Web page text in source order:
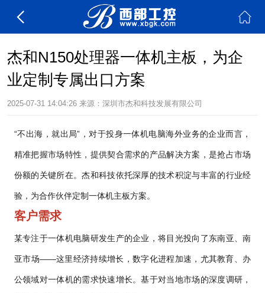
杰和N150处理器一体机主板，为企
业定制专属出口方案
2025-07-31 14:04:26 来源： 深圳市杰和科技发展有限公司
“不出海，就出局”，对于投身一体机电脑海外业务的企业而言，
精准把握市场特性，提供契合需求的产品解决方案，是抢占市场
份额的关键所在。杰和科技依托深厚的技术积淀与丰富的行业经
验，为合作伙伴定制一体机主板方案。
客户需求
某专注于一体机电脑研发生产的企业，将目光投向了东南亚、南
亚市场——这里经济持续增长，数字化进程加速，尤其教育、办
公领域对一体机的需求快速增长。基于对当地市场的深度调研，